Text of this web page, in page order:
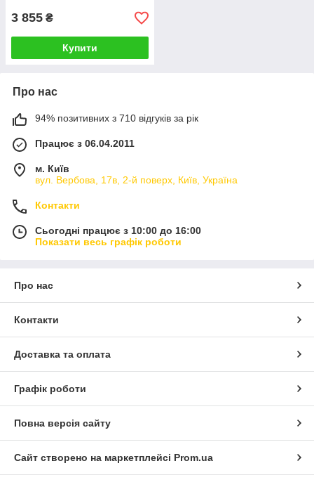
3 855 ₴
Купити
Про нас
94% позитивних з 710 відгуків за рік
Працює з 06.04.2011
м. Київ
вул. Вербова, 17в, 2-й поверх, Київ, Україна
Контакти
Сьогодні працює з 10:00 до 16:00
Показати весь графік роботи
Про нас
Контакти
Доставка та оплата
Графік роботи
Повна версія сайту
Сайт створено на маркетплейсі Prom.ua